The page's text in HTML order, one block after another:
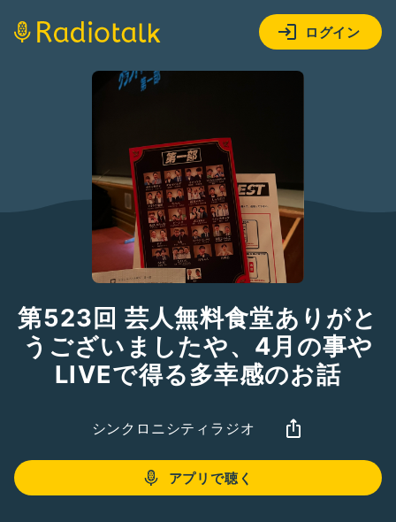
ログイン
第523回 芸人無料食堂ありがと
うございましたや、4月の事や
LIVEで得る多幸感のお話
シンクロニシティラジオ
アプリで聴く